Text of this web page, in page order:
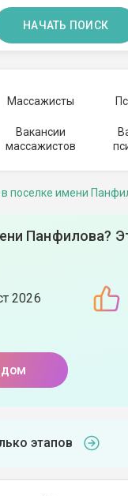
НАЧАТЬ ПОИСК
Массажисты
Вакансии
массажистов
поселке имени
Панфилова?
2026
этапов